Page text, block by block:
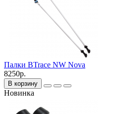
Палки BTrace NW Nova
8250р.
В корзину
Новинка